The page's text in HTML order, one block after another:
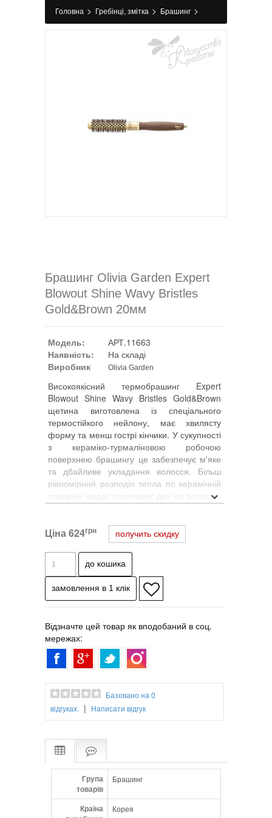
Головна > Гребінці, змітка > Брашинг >
Брашинг Olivia Garden Expert Blowout Shine
Wavy Bristles Gold&Brown 20мм
Брашинг Olivia Garden Expert
Blowout Shine Wavy Bristles
Gold&Brown 20мм
Модель:
АРТ.11663
Наявність:
На складі
Виробник
Olivia Garden
Високоякісний термобрашинг Expert
Blowout Shine Wavy Bristles Gold&Brown
щетина виготовлена із спеціального
термостійкого нейлону, має хвилясту
форму та менш гострі кінчики. У сукупності
з кераміко-турмаліновою робочою
поверхнею брашингу це забезпечує м'яке
та дбайливе укладання волосся. Більш
рівномірний розподіл тепла по керамічній
поверхні надає позитивну дію на волосся:
воно стає більш м'яким і блискучим,
стає більш "слухняною". Нове покриття
робочої поверхні брашингу забезпечує
більш швидке її нагрівання та ефективнішу
підтримку робочої температури.Технологія
Nano-Silver допомагає знімати статику та
надавати додаткову антибактеріальну дію.
Ціна624грн получить скидку
Відзначте цей товар як вподобаний в соц.
мережах:
Базовано на 0
відгуках.
| Написати відгук
Група
товарів
Брашинг
Країна
Корея